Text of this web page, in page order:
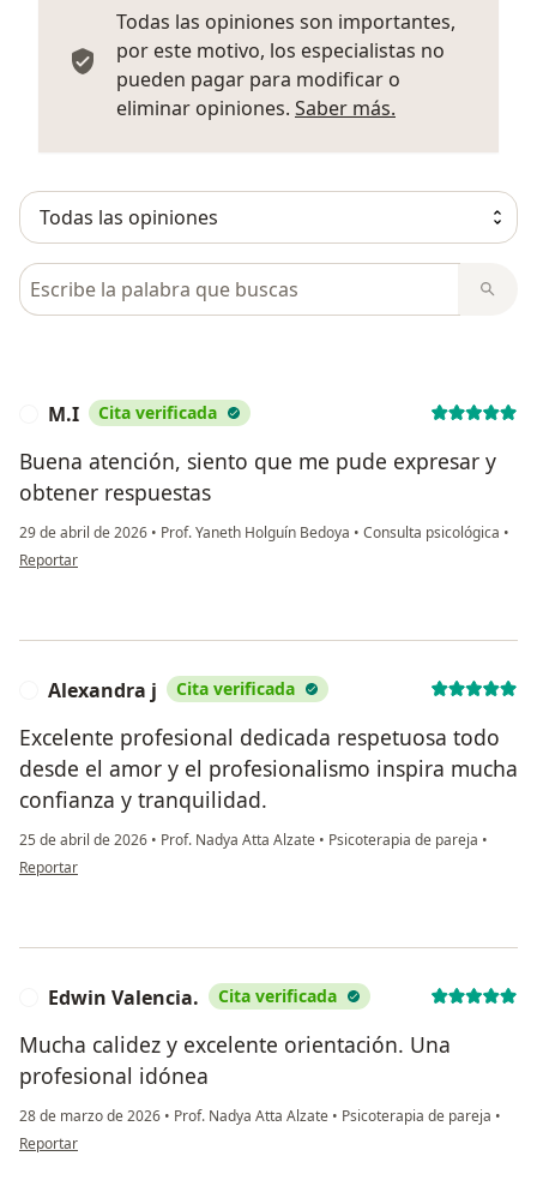
Todas las opiniones son importantes,
por este motivo, los especialistas no
pueden pagar para modificar o
eliminar opiniones. Saber más.
Busca en opiniones
M.I Cita verificada
Buena atención, siento que me pude expresar y
obtener respuestas
29 de abril de 2026 • Prof. Yaneth Holguín Bedoya • Consulta psicológica •
en opinión del usuario M.I
Reportar
Alexandra j Cita verificada
Excelente profesional dedicada respetuosa todo
desde el amor y el profesionalismo inspira mucha
confianza y tranquilidad.
25 de abril de 2026 • Prof. Nadya Atta Alzate • Psicoterapia de pareja •
en opinión del usuario Alexandra j
Reportar
Edwin Valencia. Cita verificada
Mucha calidez y excelente orientación. Una
profesional idónea
28 de marzo de 2026 • Prof. Nadya Atta Alzate • Psicoterapia de pareja •
en opinión del usuario Edwin Valencia.
Reportar